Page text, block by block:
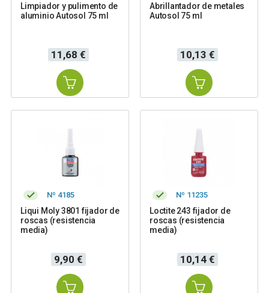
Limpiador y pulimento de
aluminio Autosol 75 ml
Precio
11,68 €
Abrillantador de metales
Autosol 75 ml
Precio
10,13 €
Nº 4185
Liqui Moly 3801 fijador de
roscas (resistencia
media)
Precio
9,90 €
Nº 11235
Loctite 243 fijador de
roscas (resistencia
media)
Precio
10,14 €